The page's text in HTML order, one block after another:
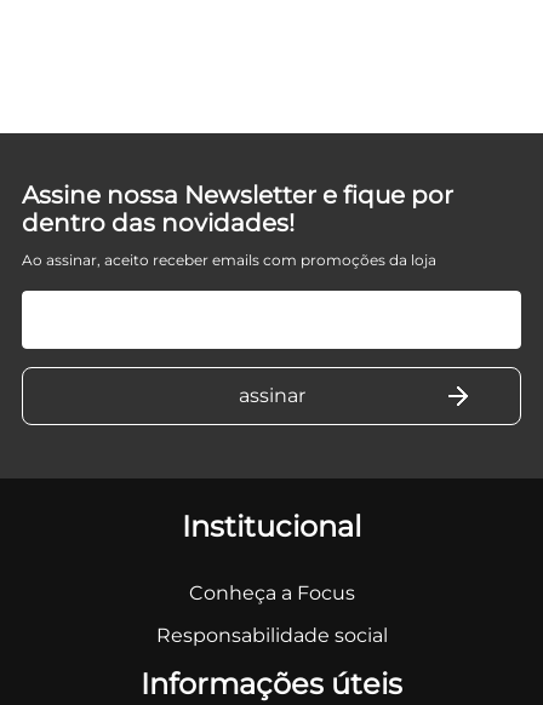
Assine nossa Newsletter e fique por
dentro das novidades!
Ao assinar, aceito receber emails com promoções da loja
Institucional
Conheça a Focus
Responsabilidade social
Informações úteis